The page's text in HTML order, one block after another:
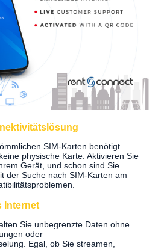
SIM-Karten benötigt
physische Karte. Aktivieren Sie
Gerät, und schon sind Sie
der Suche nach SIM-Karten am
Internet
Sie unbegrenzte Daten ohne
oder
Egal, ob Sie streamen,